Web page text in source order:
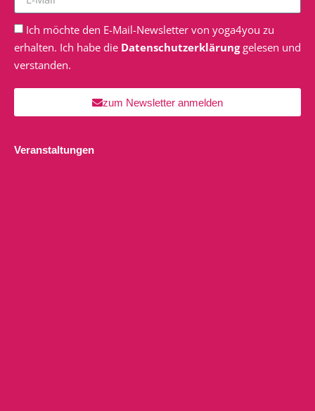
Ich möchte den E-Mail-Newsletter von yoga4you zu
erhalten. Ich habe die Datenschutzerklärunggelesen und
verstanden.
zum Newsletter anmelden
Veranstaltungen